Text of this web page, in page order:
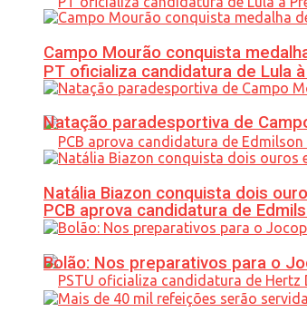
PT oficializa candidatura de Lula
PCB aprova candidatura de
Campo Mourão conquista
Natação paradesportiva de
Natália Biazon conquista dois
Bolão: Nos preparativos para o